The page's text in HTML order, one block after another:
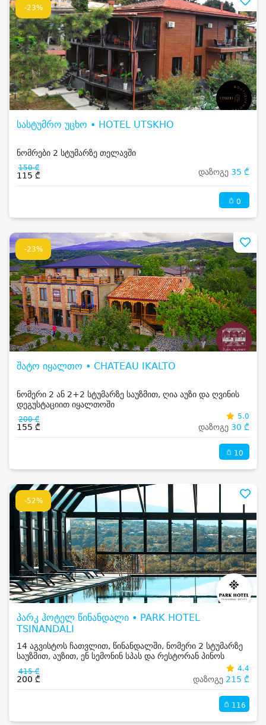
-23%
სასტუმრო უცხო • HOTEL UTSKHO
ნომრები 2 სტუმარზე თელავში
150 ₾
115 ₾ დაზოგე 35 ₾
0
-23%
შატო იყალთო • CHATEAU IKALTO
ნომერი 2 ან 2+2 სტუმარზე საუზმით, ღია აუზი და ღვინის
დეგუსტაციით იყალთოში
200 ₾
155 ₾
5.0
დაზოგე 30 ₾
10
-52%
პარკ ჰოტელ წინანდალი • PARK HOTEL
TSINANDALI
14 აგვისტოს ჩათვლით, წინანდალში, ნომერი 2 სტუმარზე
საუზმით, აუზით, ენ სემონინ სპას და რესტორან პინოს
ფასდაკლებით
415 ₾
200 ₾
4.4
დაზოგე 215 ₾
116